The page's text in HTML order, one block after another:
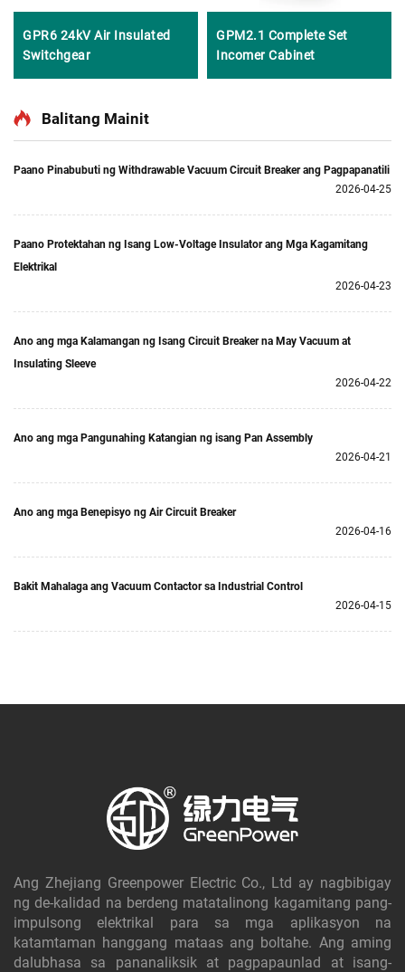
GPR6 24kV Air Insulated
Switchgear
GPM2.1 Complete Set
Incomer Cabinet
Balitang Mainit
Paano Pinabubuti ng Withdrawable Vacuum Circuit Breaker ang Pagpapanatili
2026-04-25
Paano Protektahan ng Isang Low-Voltage Insulator ang Mga Kagamitang
Elektrikal
2026-04-23
Ano ang mga Kalamangan ng Isang Circuit Breaker na May Vacuum at
Insulating Sleeve
2026-04-22
Ano ang mga Pangunahing Katangian ng isang Pan Assembly
2026-04-21
Ano ang mga Benepisyo ng Air Circuit Breaker
2026-04-16
Bakit Mahalaga ang Vacuum Contactor sa Industrial Control
2026-04-15
Ang Zhejiang Greenpower Electric Co., Ltd ay nagbibigay
ng de-kalidad na berdeng matatalinong kagamitang pang-
impulsong elektrikal para sa mga aplikasyon na
katamtaman hanggang mataas ang boltahe. Ang aming
dalubhasa sa pananaliksik at pagpapaunlad at isang-